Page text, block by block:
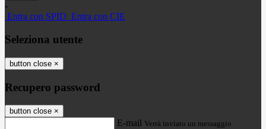
-
Entra con SPID Entra con CIE
Seleziona utente
button close ×
Recupero password
button close ×
E-mail Verrà inviato un messaggio